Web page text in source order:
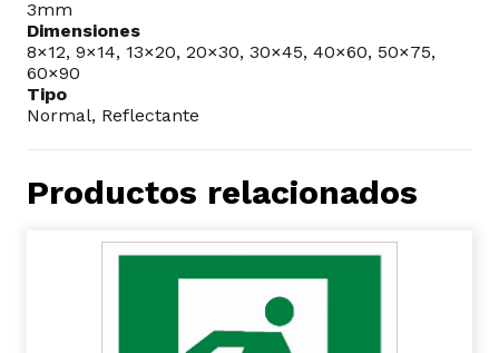
3mm
Dimensiones
8×12, 9×14, 13×20, 20×30, 30×45, 40×60, 50×75,
60×90
Tipo
Normal, Reflectante
Productos relacionados